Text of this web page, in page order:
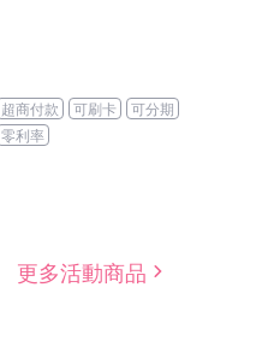
超商付款 可刷卡
可分期
零利率
更多活動商品